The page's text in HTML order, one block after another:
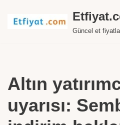
İçeriğe
Güncel et
Altın
uyarısı: